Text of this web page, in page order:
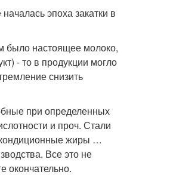
эпоха закатки в
было настоящее молоко,
- то в продукции могло
снизить
при определенных
и проч. Стали
жиры …
Все это не
окончательно.